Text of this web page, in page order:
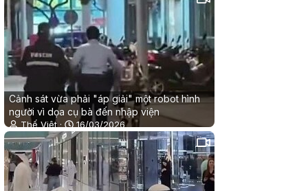
Cảnh sát vừa phải "áp giải" một robot hình
người vì dọa cụ bà đến nhập viện
Thế Việt
16/03/2026
0
0